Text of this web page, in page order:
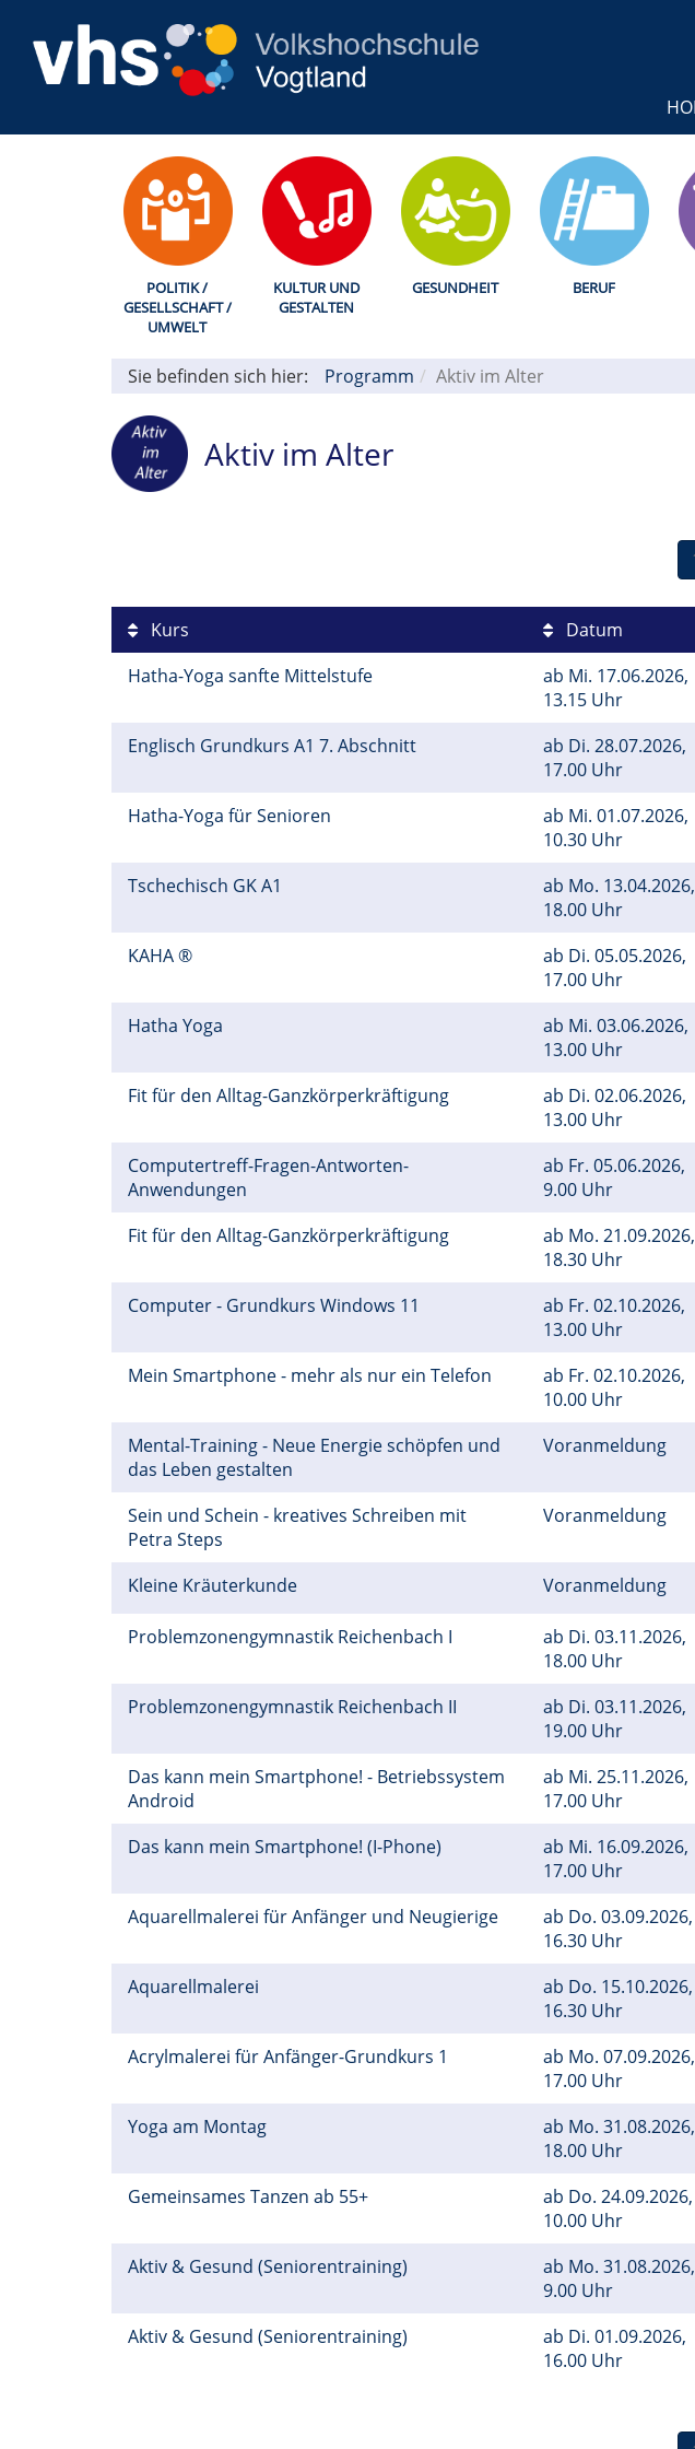
POLITIK /
GESELLSCHAFT /
UMWELT
KULTUR UND
GESTALTEN
GESUNDHEIT BERUF
Sie befinden sich hier: Programm Aktiv im Alter
Aktiv im Alter
Kurs Datum
Hatha-Yoga sanfte Mittelstufe
ab Mi. 17.06.2026,
13.15 Uhr
Englisch Grundkurs A1 7. Abschnitt ab Di. 28.07.2026,
17.00 Uhr
Hatha-Yoga für Senioren ab Mi. 01.07.2026,
10.30 Uhr
Tschechisch GK A1 ab Mo. 13.04.2026,
18.00 Uhr
KAHA ® ab Di. 05.05.2026,
17.00 Uhr
Hatha Yoga ab Mi. 03.06.2026,
13.00 Uhr
Fit für den Alltag-Ganzkörperkräftigung ab Di. 02.06.2026,
13.00 Uhr
Computertreff-Fragen-Antworten-
Anwendungen
ab Fr. 05.06.2026,
9.00 Uhr
Fit für den Alltag-Ganzkörperkräftigung ab Mo. 21.09.2026,
18.30 Uhr
Computer - Grundkurs Windows 11 ab Fr. 02.10.2026,
13.00 Uhr
Mein Smartphone - mehr als nur ein Telefon ab Fr. 02.10.2026,
10.00 Uhr
Mental-Training - Neue Energie schöpfen und
das Leben gestalten
Voranmeldung
Sein und Schein - kreatives Schreiben mit
Petra Steps
Voranmeldung
Kleine Kräuterkunde Voranmeldung
Problemzonengymnastik Reichenbach I ab Di. 03.11.2026,
18.00 Uhr
Problemzonengymnastik Reichenbach II ab Di. 03.11.2026,
19.00 Uhr
Das kann mein Smartphone! - Betriebssystem
Android
ab Mi. 25.11.2026,
17.00 Uhr
Das kann mein Smartphone! (I-Phone) ab Mi. 16.09.2026,
17.00 Uhr
Aquarellmalerei für Anfänger und Neugierige ab Do. 03.09.2026,
16.30 Uhr
Aquarellmalerei ab Do. 15.10.2026,
16.30 Uhr
Acrylmalerei für Anfänger-Grundkurs 1 ab Mo. 07.09.2026,
17.00 Uhr
Yoga am Montag ab Mo. 31.08.2026,
18.00 Uhr
Gemeinsames Tanzen ab 55+ ab Do. 24.09.2026,
10.00 Uhr
Aktiv & Gesund (Seniorentraining) ab Mo. 31.08.2026,
9.00 Uhr
Aktiv & Gesund (Seniorentraining) ab Di. 01.09.2026,
16.00 Uhr